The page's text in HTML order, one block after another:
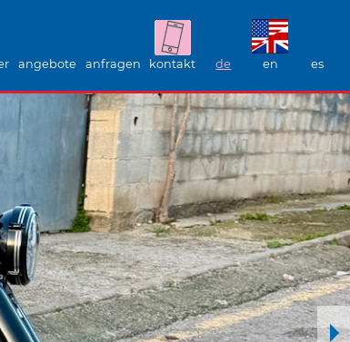
angebote anfragen kontakt de en es